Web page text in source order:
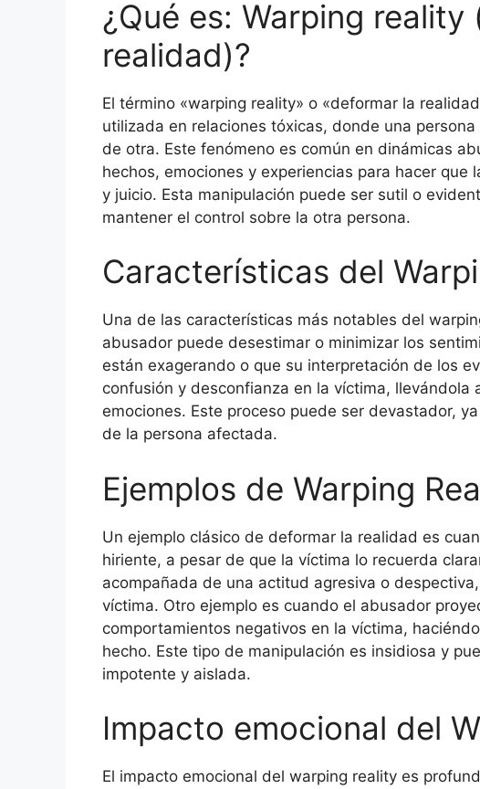
¿Qué es: Warping reality
realidad)?
El término «warping reality» o «deformar la
utilizada en relaciones tóxicas, donde una
de otra. Este fenómeno es común en dinámicas
hechos, emociones y experiencias para hacer
y juicio. Esta manipulación puede ser sutil o
mantener el control sobre la otra persona.
Características del
Una de las características más notables del
abusador puede desestimar o minimizar los
están exagerando o que su interpretación de los
confusión y desconfianza en la víctima, llevándola
emociones. Este proceso puede ser devastador,
de la persona afectada.
Ejemplos de Warping
Un ejemplo clásico de deformar la realidad es
hiriente, a pesar de que la víctima lo recuerda
acompañada de una actitud agresiva o
víctima. Otro ejemplo es cuando el abusador
comportamientos negativos en la víctima,
hecho. Este tipo de manipulación es insidiosa y
impotente y aislada.
Impacto emocional del
El impacto emocional del warping reality es